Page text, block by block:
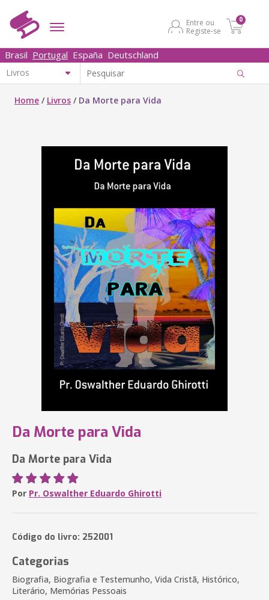
Entre ou
Registe-se
0
Brasil Portugal España Deutschland
Home / Livros / Da Morte para Vida
Da Morte para Vida
Da Morte para Vida
Por Pr. Oswalther Eduardo Ghirotti
Código do livro: 252001
Categorias
Biografia, Biografia e Testemunho, Vida Cristã, Histórico,
Literário, Memórias Pessoais